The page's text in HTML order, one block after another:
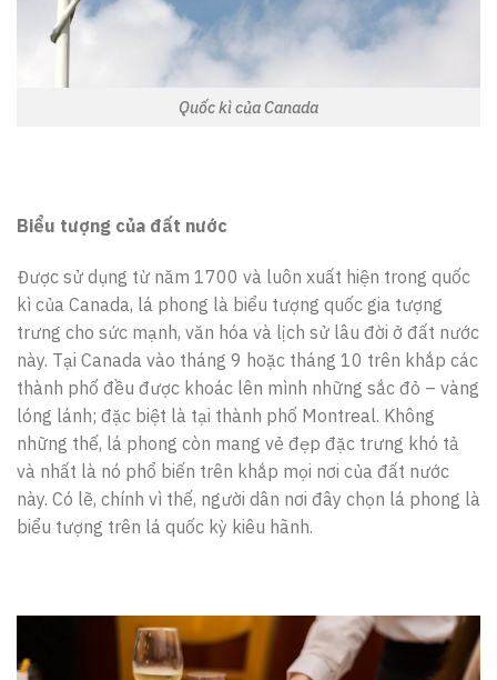
Quốc kì của Canada
Biểu tượng của đất nước
Được sử dụng từ năm 1700 và luôn xuất hiện trong quốc
kì của Canada, lá phong là biểu tượng quốc gia tượng
trưng cho sức mạnh, văn hóa và lịch sử lâu đời ở đất nước
này. Tại Canada vào tháng 9 hoặc tháng 10 trên khắp các
thành phố đều được khoác lên mình những sắc đỏ – vàng
lóng lánh; đặc biệt là tại thành phố Montreal. Không
những thế, lá phong còn mang vẻ đẹp đặc trưng khó tả
và nhất là nó phổ biến trên khắp mọi nơi của đất nước
này. Có lẽ, chính vì thế, người dân nơi đây chọn lá phong là
biểu tượng trên lá quốc kỳ kiêu hãnh.